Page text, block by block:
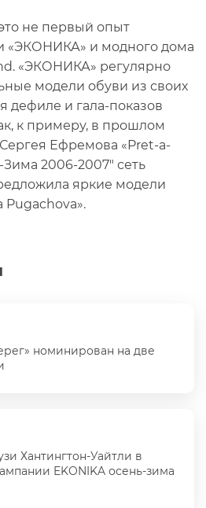
номинирован на две
Хантингтон-Уайтли в
EKONIKA осень-зима
не первый опыт
«ЭКОНИКА» и модного дома
«ЭКОНИКА» регулярно
модели обуви из своих
дефиле и гала-показов
к примеру, в прошлом
Ефремова «Pret-a-
2006-2007" сеть
яркие модели
Pugachova».